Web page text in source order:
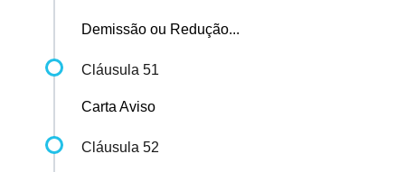
Demissão ou Redução...
Cláusula 51
Carta Aviso
Cláusula 52